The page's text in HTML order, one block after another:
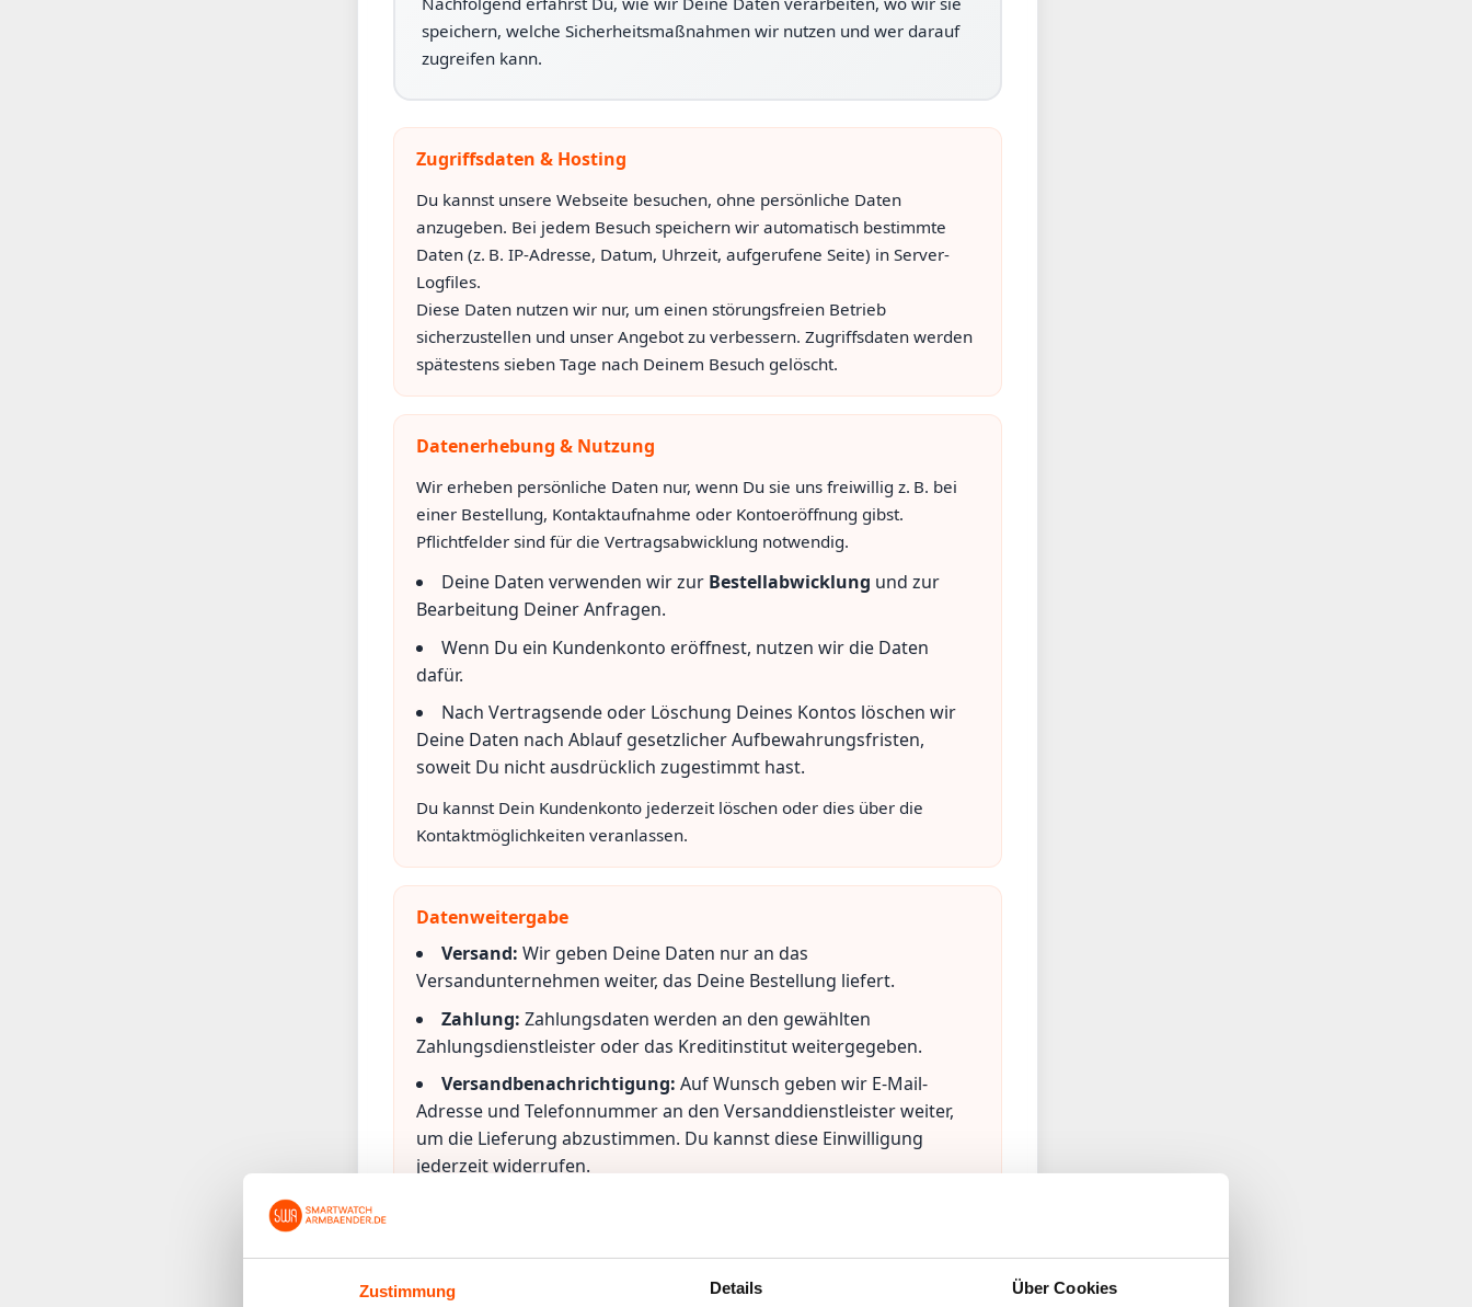
Zustimmung Details Über Cookies
speichern, welche Sicherheitsmaßnahmen wir nutzen und wer darauf
zugreifen kann.
Zugriffsdaten & Hosting
Du kannst unsere Webseite besuchen, ohne persönliche Daten
anzugeben. Bei jedem Besuch speichern wir automatisch bestimmte
Daten (z. B. IP-Adresse, Datum, Uhrzeit, aufgerufene Seite) in Server-
Logfiles.
Diese Daten nutzen wir nur, um einen störungsfreien Betrieb
sicherzustellen und unser Angebot zu verbessern. Zugriffsdaten werden
spätestens sieben Tage nach Deinem Besuch gelöscht.
Datenerhebung & Nutzung
Wir erheben persönliche Daten nur, wenn Du sie uns freiwillig z. B. bei
einer Bestellung, Kontaktaufnahme oder Kontoeröffnung gibst.
Pflichtfelder sind für die Vertragsabwicklung notwendig.
Deine Daten verwenden wir zur Bestellabwicklung und zur
Bearbeitung Deiner Anfragen.
Wenn Du ein Kundenkonto eröffnest, nutzen wir die Daten
dafür.
Nach Vertragsende oder Löschung Deines Kontos löschen wir
Deine Daten nach Ablauf gesetzlicher Aufbewahrungsfristen,
soweit Du nicht ausdrücklich zugestimmt hast.
Du kannst Dein Kundenkonto jederzeit löschen oder dies über die
Kontaktmöglichkeiten veranlassen.
Datenweitergabe
Versand: Wir geben Deine Daten nur an das
Versandunternehmen weiter, das Deine Bestellung liefert.
Zahlung: Zahlungsdaten werden an den gewählten
Zahlungsdienstleister oder das Kreditinstitut weitergegeben.
Versandbenachrichtigung: Auf Wunsch geben wir E-Mail-
Adresse und Telefonnummer an den Versanddienstleister weiter,
um die Lieferung abzustimmen. Du kannst diese Einwilligung
jederzeit widerrufen.
Beeker Straße 7
46446 Emmerich am Rhein, Deutschland